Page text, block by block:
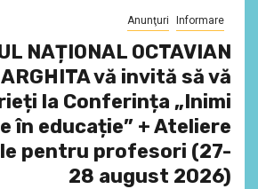
Anunţuri Informare
NAȚIONAL OCTAVIAN
vă invită să vă
la Conferința „Inimi
în educație” + Ateliere
pentru profesori (27-
28 august 2026)